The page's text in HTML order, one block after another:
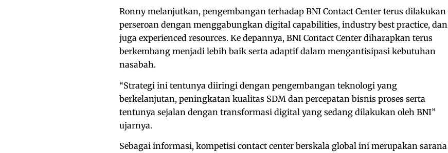
Ronny melanjutkan, pengembangan terhadap BNI Contact Center terus dilakukan
perseroan dengan menggabungkan digital capabilities, industry best practice, dan
juga experienced resources. Ke depannya, BNI Contact Center diharapkan terus
berkembang menjadi lebih baik serta adaptif dalam mengantisipasi kebutuhan
nasabah.
“Strategi ini tentunya diiringi dengan pengembangan teknologi yang
berkelanjutan, peningkatan kualitas SDM dan percepatan bisnis proses serta
tentunya sejalan dengan transformasi digital yang sedang dilakukan oleh BNI”
ujarnya.
Sebagai informasi, kompetisi contact center berskala global ini merupakan sarana